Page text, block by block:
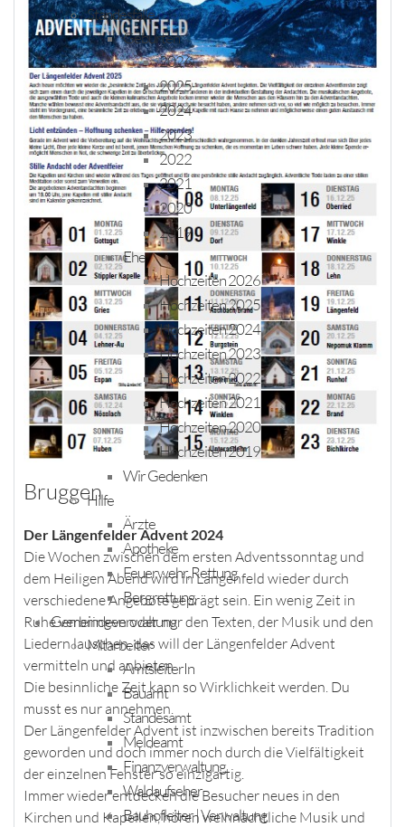
Standesfälle
Geburten
2026
2025
2024
2023
2022
2021
2020
2019
Ehe
Hochzeiten 2026
Hochzeiten 2025
Hochzeiten 2024
Hochzeiten 2023
Hochzeiten 2022
Hochzeiten 2021
Hochzeiten 2020
Hochzeiten 2019
Wir Gedenken
Hilfe
Ärzte
Apotheke
Feuerwehr, Rettung
Bergrettung
Gemeindeverwaltung
Mitarbeiter
AmtsleiterIn
Bauamt
Standesamt
Meldeamt
Finanzverwaltung
Waldaufseher
Bauhofleiter | Verwaltung
Bruggen
Der Längenfelder Advent 2024
Die Wochen zwischen dem ersten Adventssonntag und
dem Heiligen Abend wird in Längenfeld wieder durch
verschiedene Angebote geprägt sein. Ein wenig Zeit in
Ruhe verbringen oder nur den Texten, der Musik und den
Liedern lauschen, das will der Längenfelder Advent
vermitteln und anbieten.
Die besinnliche Zeit kann so Wirklichkeit werden. Du
musst es nur annehmen.
Der Längenfelder Advent ist inzwischen bereits Tradition
geworden und doch immer noch durch die Vielfältigkeit
der einzelnen Fenster so einzigartig.
Immer wieder entdecken die Besucher neues in den
Kirchen und Kapellen, hören weihnachtliche Musik und